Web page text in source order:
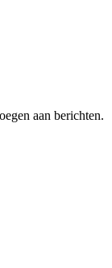
aan berichten.